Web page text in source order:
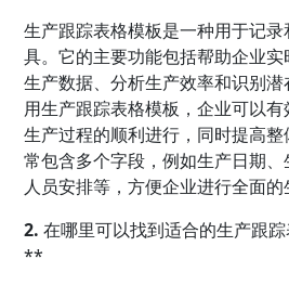
生产跟踪表格模板是一种用于记
具。它的主要功能包括帮助企业
生产数据、分析生产效率和识别
用生产跟踪表格模板，企业可以
生产过程的顺利进行，同时提高
常包含多个字段，例如生产日期、
人员安排等，方便企业进行全面的
2.在哪里可以找到适合的生产跟
**